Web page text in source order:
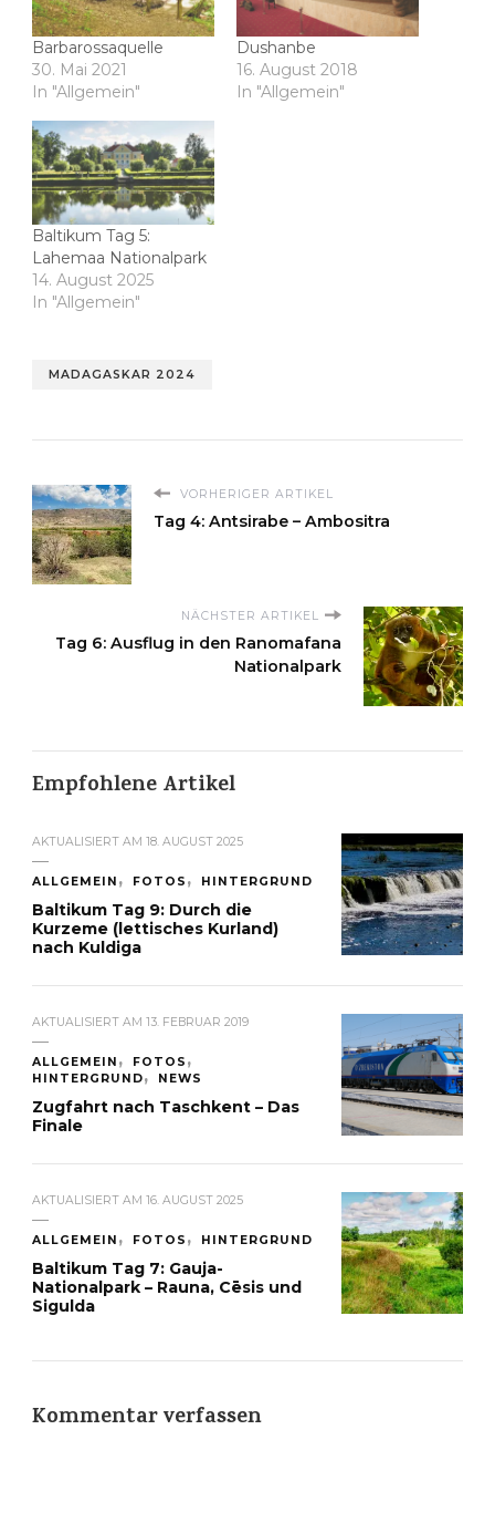
Barbarossaquelle
30. Mai 2021
In "Allgemein"
Dushanbe
16. August 2018
In "Allgemein"
Baltikum Tag 5:
‎⁨Lahemaa Nationalpark
14. August 2025
In "Allgemein"
MADAGASKAR 2024
VORHERIGER ARTIKEL
Tag 4: Antsirabe – Ambositra
NÄCHSTER ARTIKEL
Tag 6: Ausflug in den Ranomafana
Nationalpark
Empfohlene Artikel
AKTUALISIERT AM 18. AUGUST 2025
ALLGEMEIN FOTOS HINTERGRUND
Baltikum Tag 9: Durch die
Kurzeme (lettisches Kurland)
nach Kuldiga
AKTUALISIERT AM 13. FEBRUAR 2019
ALLGEMEIN
FOTOS
HINTERGRUND
NEWS
Zugfahrt nach Taschkent – Das
Finale
AKTUALISIERT AM 16. AUGUST 2025
ALLGEMEIN FOTOS HINTERGRUND
Baltikum Tag 7: Gauja-
Nationalpark – Rauna, Cēsis und
Sigulda
Kommentar verfassen